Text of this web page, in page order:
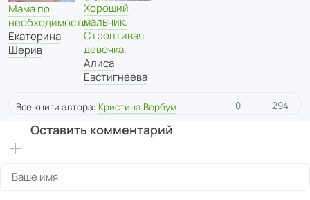
Мама по
необходимости
Екатерина
Шерив
Хороший
мальчик.
Строптивая
девочка.
Алиса
Евстигнеева
Все книги автора: Кристина Вербум 0 294
Оставить комментарий